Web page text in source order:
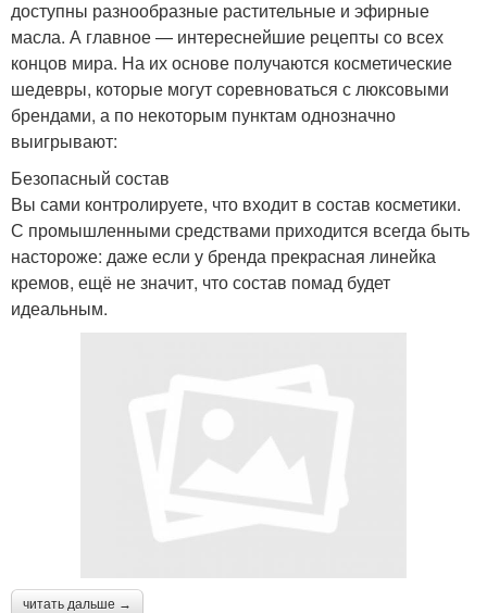
доступны разнообразные растительные и эфирные
масла. А главное — интереснейшие рецепты со всех
концов мира. На их основе получаются косметические
шедевры, которые могут соревноваться с люксовыми
брендами, а по некоторым пунктам однозначно
выигрывают:
Безопасный состав
Вы сами контролируете, что входит в состав косметики.
С промышленными средствами приходится всегда быть
настороже: даже если у бренда прекрасная линейка
кремов, ещё не значит, что состав помад будет
идеальным.
читать дальше →